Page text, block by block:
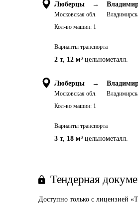
Люберцы →
Московская обл.
Кол-во машин: 1
Варианты транспорта
2 т, 12 м³ цельнометалл.
Люберцы →
Московская обл.
Кол-во машин: 1
Варианты транспорта
3 т, 18 м³ цельнометалл.
Тендерная
Доступно только с лицензией